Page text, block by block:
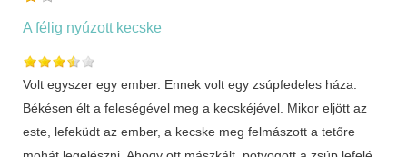
A félig nyúzott kecske
Volt egyszer egy ember. Ennek volt egy zsúpfedeles háza.
Békésen élt a feleségével meg a kecskéjével. Mikor eljött az
este, lefeküdt az ember, a kecske meg felmászott a tetőre